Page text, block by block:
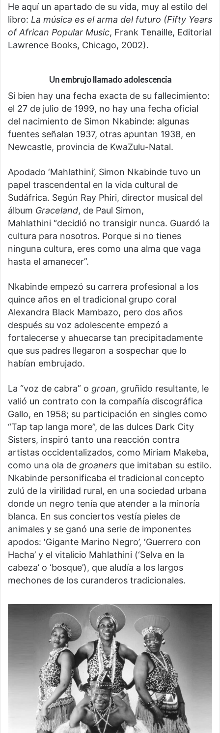
He aquí un apartado de su vida, muy al estilo del
libro: La música es el arma del futuro (Fifty Years
of African Popular Music, Frank Tenaille, Editorial
Lawrence Books, Chicago, 2002).
Un embrujo llamado adolescencia
Si bien hay una fecha exacta de su fallecimiento:
el 27 de julio de 1999, no hay una fecha oficial
del nacimiento de Simon Nkabinde: algunas
fuentes señalan 1937, otras apuntan 1938, en
Newcastle, provincia de KwaZulu-Natal.
Apodado ‘Mahlathini’, Simon Nkabinde tuvo un
papel trascendental en la vida cultural de
Sudáfrica. Según Ray Phiri, director musical del
álbum Graceland, de Paul Simon,
Mahlathini “decidió no transigir nunca. Guardó la
cultura para nosotros. Porque si no tienes
ninguna cultura, eres como una alma que vaga
hasta el amanecer”.
Nkabinde empezó su carrera profesional a los
quince años en el tradicional grupo coral
Alexandra Black Mambazo, pero dos años
después su voz adolescente empezó a
fortalecerse y ahuecarse tan precipitadamente
que sus padres llegaron a sospechar que lo
habían embrujado.
La “voz de cabra” o groan, gruñido resultante, le
valió un contrato con la compañía discográfica
Gallo, en 1958; su participación en singles como
“Tap tap langa more”, de las dulces Dark City
Sisters, inspiró tanto una reacción contra
artistas occidentalizados, como Miriam Makeba,
como una ola de groaners que imitaban su estilo.
Nkabinde personificaba el tradicional concepto
zulú de la virilidad rural, en una sociedad urbana
donde un negro tenía que atender a la minoría
blanca. En sus conciertos vestía pieles de
animales y se ganó una serie de imponentes
apodos: ‘Gigante Marino Negro’, ‘Guerrero con
Hacha’ y el vitalicio Mahlathini (‘Selva en la
cabeza’ o ‘bosque’), que aludía a los largos
mechones de los curanderos tradicionales.